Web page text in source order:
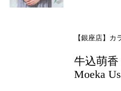
【銀座店】カ
牛込萌香
Moeka